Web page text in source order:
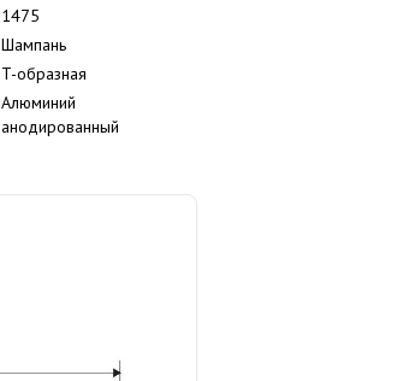
1475
Шампань
T-образная
Алюминий
анодированный